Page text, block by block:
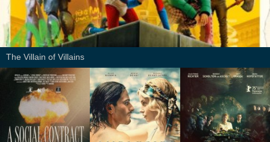
The Villain of Villains